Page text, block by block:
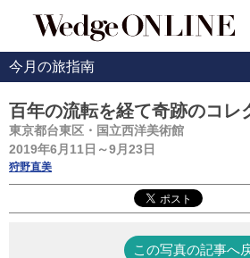
今月の旅指南
百年の流転を経て奇跡のコレ
東京都台東区・国立西洋美術館
2019年6月11日～9月23日
狩野直美
この写真の記事へ